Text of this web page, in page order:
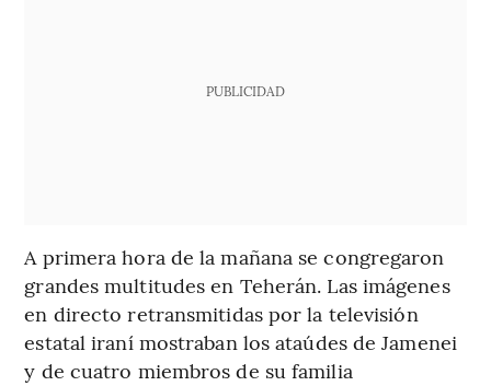
PUBLICIDAD
A primera hora de la mañana se congregaron
grandes multitudes en Teherán. Las imágenes
en directo retransmitidas por la televisión
estatal iraní mostraban los ataúdes de Jamenei
y de cuatro miembros de su familia